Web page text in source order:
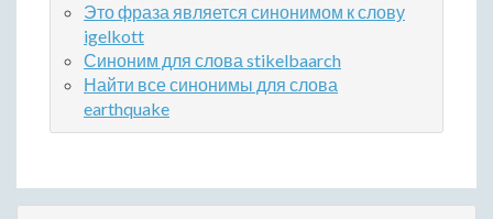
Это фраза является синонимом к слову
igelkott
Синоним для слова stikelbaarch
Найти все синонимы для слова
earthquake